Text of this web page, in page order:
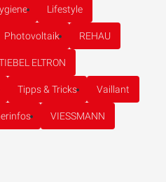
Lifestyle
Photovoltaik REHAU
ELTRON
Tipps & Tricks Vaillant
VIESSMANN